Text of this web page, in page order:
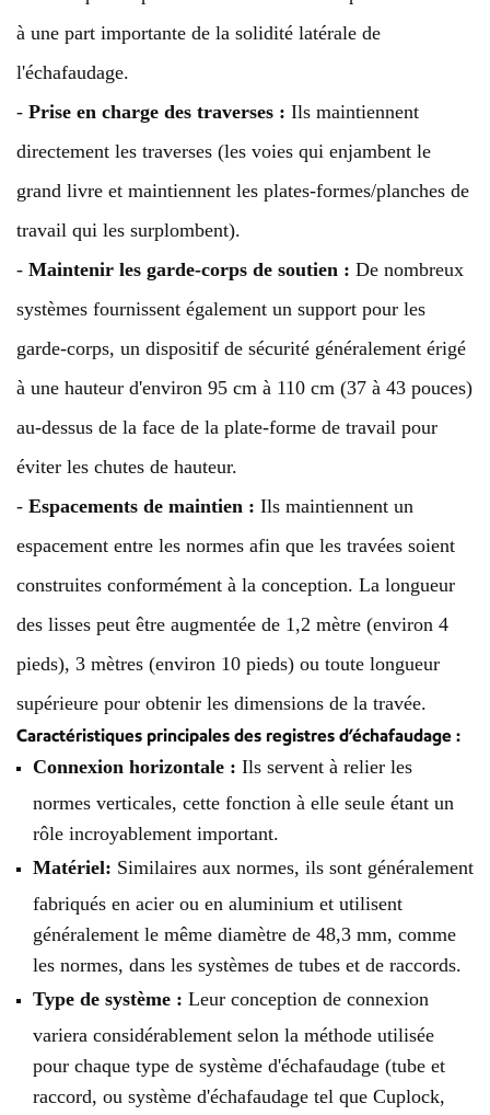
à une part importante de la solidité latérale de
l'échafaudage.
- Prise en charge des traverses : Ils maintiennent
directement les traverses (les voies qui enjambent le
grand livre et maintiennent les plates-formes/planches de
travail qui les surplombent).
- Maintenir les garde-corps de soutien : De nombreux
systèmes fournissent également un support pour les
garde-corps, un dispositif de sécurité généralement érigé
à une hauteur d'environ 95 cm à 110 cm (37 à 43 pouces)
au-dessus de la face de la plate-forme de travail pour
éviter les chutes de hauteur.
- Espacements de maintien : Ils maintiennent un
espacement entre les normes afin que les travées soient
construites conformément à la conception. La longueur
des lisses peut être augmentée de 1,2 mètre (environ 4
pieds), 3 mètres (environ 10 pieds) ou toute longueur
supérieure pour obtenir les dimensions de la travée.
Caractéristiques principales des registres d’échafaudage :
Connexion horizontale : Ils servent à relier les
normes verticales, cette fonction à elle seule étant un
rôle incroyablement important.
Matériel: Similaires aux normes, ils sont généralement
fabriqués en acier ou en aluminium et utilisent
généralement le même diamètre de 48,3 mm, comme
les normes, dans les systèmes de tubes et de raccords.
Type de système : Leur conception de connexion
variera considérablement selon la méthode utilisée
pour chaque type de système d'échafaudage (tube et
raccord, ou système d'échafaudage tel que Cuplock,